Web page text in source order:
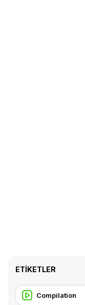
ETIKETLER
Compilation